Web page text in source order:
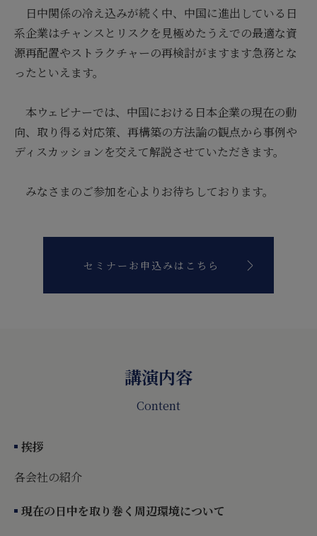
日中関係の冷え込みが続く中、中国に進出している日
系企業はチャンスとリスクを見極めたうえでの最適な資
源再配置やストラクチャーの再検討がますます急務とな
ったといえます。
本ウェビナーでは、中国における日本企業の現在の動
向、取り得る対応策、再構築の方法論の観点から事例や
ディスカッションを交えて解説させていただきます。
みなさまのご参加を心よりお待ちしております。
セミナーお申込みはこちら
講演内容
Content
挨拶
各会社の紹介
現在の日中を取り巻く周辺環境について